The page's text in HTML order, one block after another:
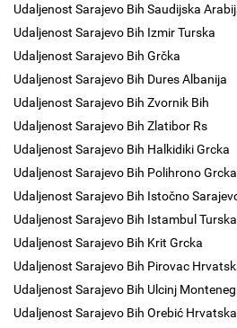
Udaljenost Sarajevo Bih Saudijska
Udaljenost Sarajevo Bih Izmir Turska
Udaljenost Sarajevo Bih Grčka
Udaljenost Sarajevo Bih Dures Albanija
Udaljenost Sarajevo Bih Zvornik Bih
Udaljenost Sarajevo Bih Zlatibor Rs
Udaljenost Sarajevo Bih Halkidiki Grcka
Udaljenost Sarajevo Bih Polihrono Grcka
Udaljenost Sarajevo Bih Istočno
Udaljenost Sarajevo Bih Istambul Turska
Udaljenost Sarajevo Bih Krit Grcka
Udaljenost Sarajevo Bih Pirovac
Udaljenost Sarajevo Bih Ulcinj
Udaljenost Sarajevo Bih Orebić Hrvatska